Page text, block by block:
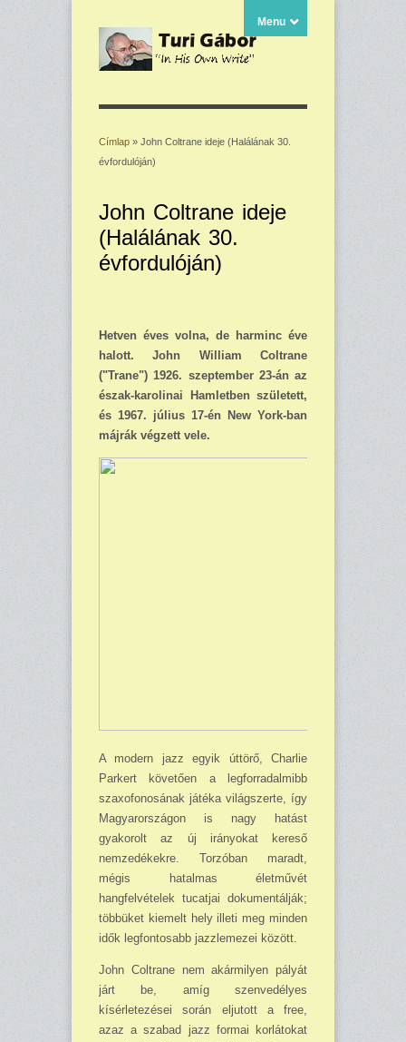
Menu
Jelenlegi hely
Címlap » John Coltrane ideje (Halálának 30.
évfordulóján)
John Coltrane ideje
(Halálának 30.
évfordulóján)
Hetven éves volna, de harminc éve
halott. John William Coltrane
("Trane") 1926. szeptember 23-án az
észak-karolinai Hamletben született,
és 1967. július 17-én New York-ban
májrák végzett vele.
A modern jazz egyik úttörő, Charlie
Parkert követően a legforradalmibb
szaxofonosának játéka világszerte, így
Magyarországon is nagy hatást
gyakorolt az új irányokat kereső
nemzedékekre. Torzóban maradt,
mégis hatalmas életművét
hangfelvételek tucatjai dokumentálják;
többüket kiemelt hely illeti meg minden
idők legfontosabb jazzlemezei között.
John Coltrane nem akármilyen pályát
járt be, amíg szenvedélyes
kísérletezései során eljutott a free,
azaz a szabad jazz formai korlátokat